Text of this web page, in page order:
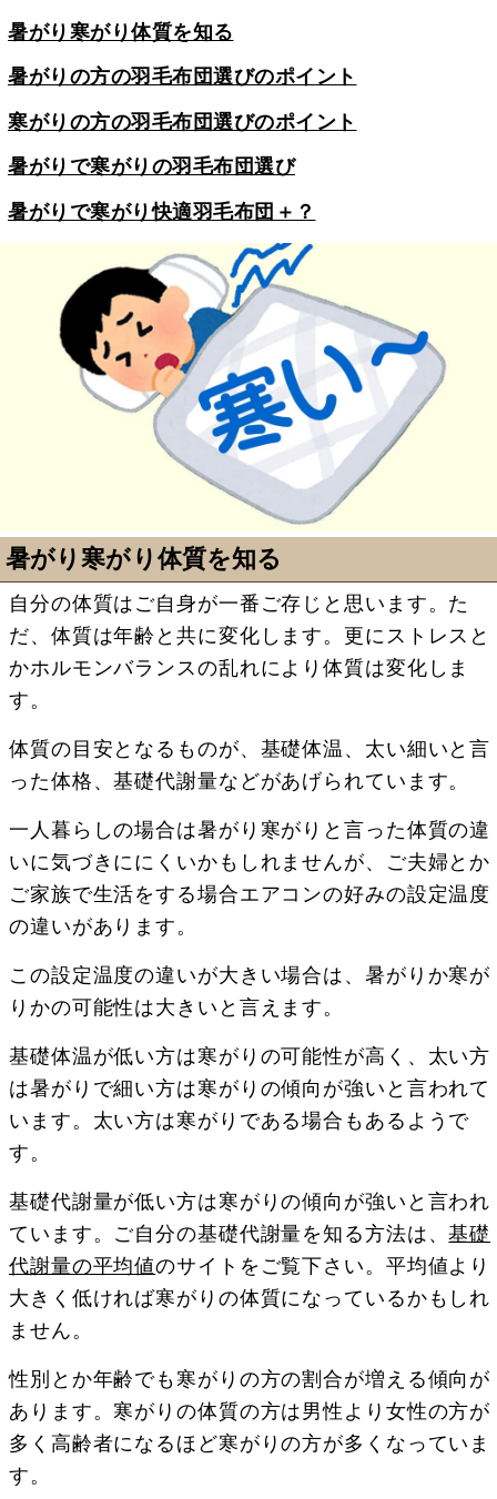
暑がり寒がり体質を知る
暑がりの方の羽毛布団選びのポイント
寒がりの方の羽毛布団選びのポイント
暑がりで寒がりの羽毛布団選び
暑がりで寒がり快適羽毛布団＋？
暑がり寒がり体質を知る
自分の体質はご自身が一番ご存じと思います。た
だ、体質は年齢と共に変化します。更にストレスと
かホルモンバランスの乱れにより体質は変化しま
す。
体質の目安となるものが、基礎体温、太い細いと言
った体格、基礎代謝量などがあげられています。
一人暮らしの場合は暑がり寒がりと言った体質の違
いに気づきににくいかもしれませんが、ご夫婦とか
ご家族で生活をする場合エアコンの好みの設定温度
の違いがあります。
この設定温度の違いが大きい場合は、暑がりか寒が
りかの可能性は大きいと言えます。
基礎体温が低い方は寒がりの可能性が高く、太い方
は暑がりで細い方は寒がりの傾向が強いと言われて
います。太い方は寒がりである場合もあるようで
す。
基礎代謝量が低い方は寒がりの傾向が強いと言われ
ています。ご自分の基礎代謝量を知る方法は、基礎
代謝量の平均値のサイトをご覧下さい。平均値より
大きく低ければ寒がりの体質になっているかもしれ
ません。
性別とか年齢でも寒がりの方の割合が増える傾向が
あります。寒がりの体質の方は男性より女性の方が
多く高齢者になるほど寒がりの方が多くなっていま
す。